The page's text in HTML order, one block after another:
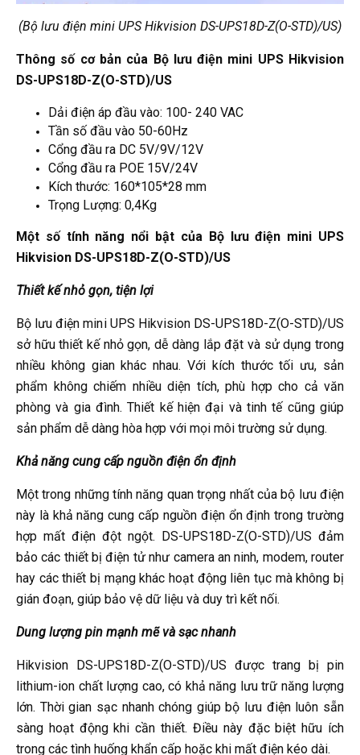
(Bộ lưu điện mini UPS Hikvision DS-UPS18D-Z(O-STD)/US)
Thông số cơ bản của Bộ lưu điện mini UPS Hikvision
DS-UPS18D-Z(O-STD)/US
Dải điện áp đầu vào: 100- 240 VAC
Tần số đầu vào 50-60Hz
Cổng đầu ra DC 5V/9V/12V
Cổng đầu ra POE 15V/24V
Kích thước: 160*105*28 mm
Trọng Lượng: 0,4Kg
Một số tính năng nổi bật của Bộ lưu điện mini UPS
Hikvision DS-UPS18D-Z(O-STD)/US
Thiết kế nhỏ gọn, tiện lợi
Bộ lưu điện mini UPS Hikvision DS-UPS18D-Z(O-STD)/US
sở hữu thiết kế nhỏ gọn, dễ dàng lắp đặt và sử dụng trong
nhiều không gian khác nhau. Với kích thước tối ưu, sản
phẩm không chiếm nhiều diện tích, phù hợp cho cả văn
phòng và gia đình. Thiết kế hiện đại và tinh tế cũng giúp
sản phẩm dễ dàng hòa hợp với mọi môi trường sử dụng.
Khả năng cung cấp nguồn điện ổn định
Một trong những tính năng quan trọng nhất của bộ lưu điện
này là khả năng cung cấp nguồn điện ổn định trong trường
hợp mất điện đột ngột. DS-UPS18D-Z(O-STD)/US đảm
bảo các thiết bị điện tử như camera an ninh, modem, router
hay các thiết bị mạng khác hoạt động liên tục mà không bị
gián đoạn, giúp bảo vệ dữ liệu và duy trì kết nối.
Dung lượng pin mạnh mẽ và sạc nhanh
Hikvision DS-UPS18D-Z(O-STD)/US được trang bị pin
lithium-ion chất lượng cao, có khả năng lưu trữ năng lượng
lớn. Thời gian sạc nhanh chóng giúp bộ lưu điện luôn sẵn
sàng hoạt động khi cần thiết. Điều này đặc biệt hữu ích
trong các tình huống khẩn cấp hoặc khi mất điện kéo dài.